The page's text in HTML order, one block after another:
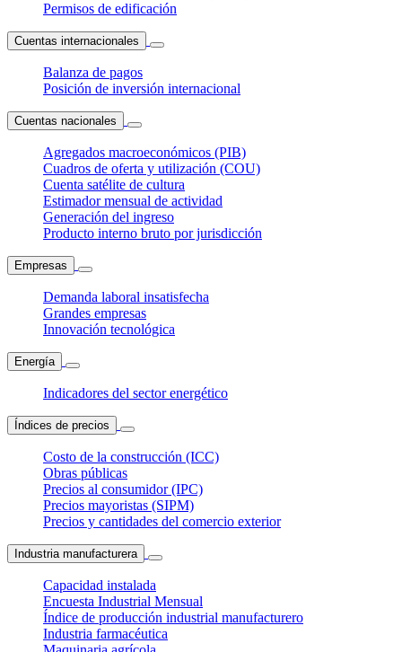
Permisos de edificación
Cuentas internacionales
Balanza de pagos
Posición de inversión internacional
Cuentas nacionales
Agregados macroeconómicos (PIB)
Cuadros de oferta y utilización (COU)
Cuenta satélite de cultura
Estimador mensual de actividad
Generación del ingreso
Producto interno bruto por jurisdicción
Empresas
Demanda laboral insatisfecha
Grandes empresas
Innovación tecnológica
Energía
Indicadores del sector energético
Índices de precios
Costo de la construcción (ICC)
Obras públicas
Precios al consumidor (IPC)
Precios mayoristas (SIPM)
Precios y cantidades del comercio exterior
Industria manufacturera
Capacidad instalada
Encuesta Industrial Mensual
Índice de producción industrial manufacturero
Industria farmacéutica